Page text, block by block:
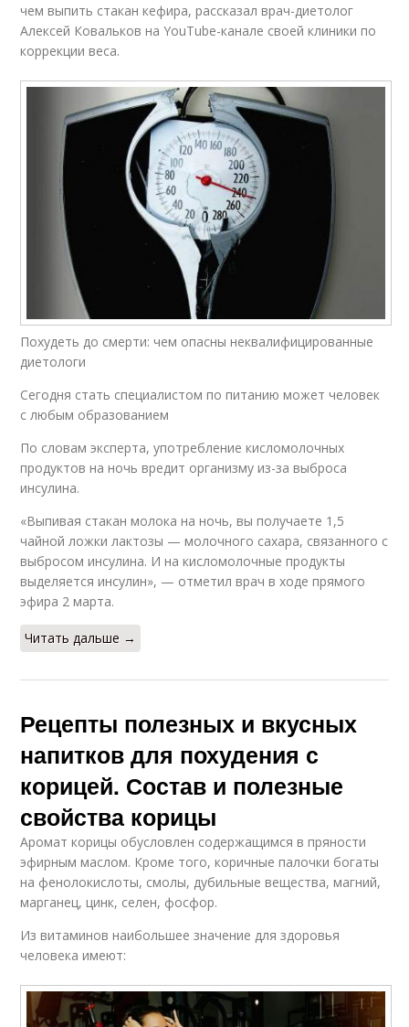
чем выпить стакан кефира, рассказал врач-диетолог
Алексей Ковальков на YouTube-канале своей клиники по
коррекции веса.
Похудеть до смерти: чем опасны неквалифицированные
диетологи
Сегодня стать специалистом по питанию может человек
с любым образованием
По словам эксперта, употребление кисломолочных
продуктов на ночь вредит организму из-за выброса
инсулина.
«Выпивая стакан молока на ночь, вы получаете 1,5
чайной ложки лактозы — молочного сахара, связанного с
выбросом инсулина. И на кисломолочные продукты
выделяется инсулин», — отметил врач в ходе прямого
эфира 2 марта.
Читать дальше →
Рецепты полезных и вкусных
напитков для похудения с
корицей. Состав и полезные
свойства корицы
Аромат корицы обусловлен содержащимся в пряности
эфирным маслом. Кроме того, коричные палочки богаты
на фенолокислоты, смолы, дубильные вещества, магний,
марганец, цинк, селен, фосфор.
Из витаминов наибольшее значение для здоровья
человека имеют: